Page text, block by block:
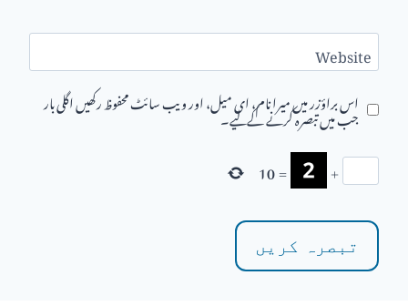
Website
اس براؤزر میں میرا نام، ای میل، اور ویب سائٹ محفوظ رکھیں اگلی بار
جب میں تبصرہ کرنے کےلیے۔
+
=
10